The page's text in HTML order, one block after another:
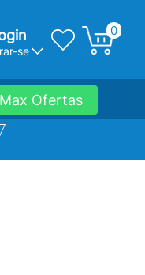
se
0
Max Ofertas